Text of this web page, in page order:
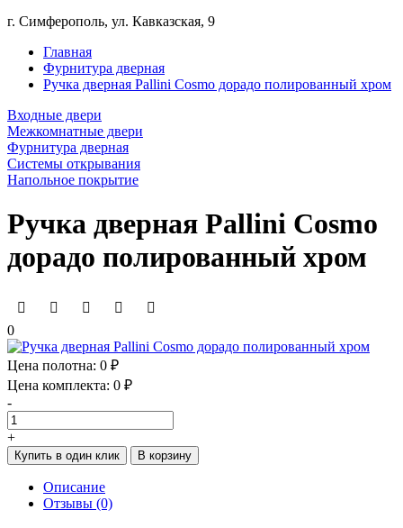
г. Симферополь, ул. Кавказская, 9
Главная
Фурнитура дверная
Ручка дверная Pallini Cosmo дорадо полированный хром
Входные двери
Межкомнатные двери
Фурнитура дверная
Системы открывания
Напольное покрытие
Ручка дверная Pallini Cosmo
дорадо полированный хром
0
Цена полотна: 0 ₽
Цена комплекта: 0 ₽
-
+
Купить в один клик В корзину
Описание
Отзывы (0)